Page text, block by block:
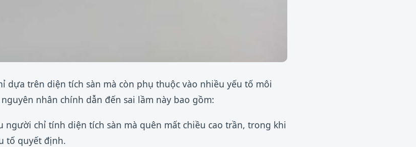
dựa trên diện tích sàn mà còn phụ thuộc vào nhiều yếu tố môi
nhân chính dẫn đến sai lầm này bao gồm:
người chỉ tính diện tích sàn mà quên mất chiều cao trần, trong khi
tố quyết định.